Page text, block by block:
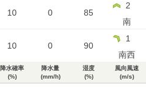
10 0 85
2
南
10 0 90
1
南西
降水確率
(%)
降水量
(mm/h)
湿度
(%)
風向風速
(m/s)